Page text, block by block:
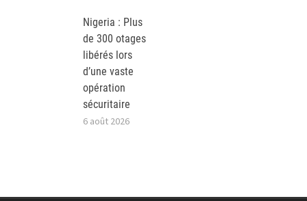
Nigeria : Plus
de 300 otages
libérés lors
d’une vaste
opération
sécuritaire
6 août 2026